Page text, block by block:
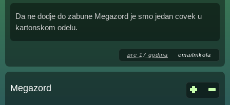
Da ne dodje do zabune Megazord je smo jedan covek u
kartonskom odelu.
pre 17 godina emailnikola
Megazord